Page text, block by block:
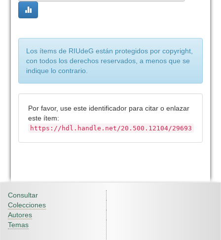
Los ítems de RIUdeG están protegidos por copyright,
con todos los derechos reservados, a menos que se
indique lo contrario.
Por favor, use este identificador para citar o enlazar
este ítem:
https://hdl.handle.net/20.500.12104/29693
Consultar
Colecciones
Autores
Temas